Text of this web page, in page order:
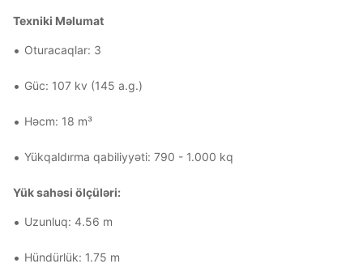
Texniki Məlumat
Oturacaqlar: 3
Güc: 107 kv (145 a.g.)
Həcm: 18 m³
Yükqaldırma qabiliyyəti: 790 - 1.000 kq
Yük sahəsi ölçüləri:
Uzunluq: 4.56 m
Hündürlük: 1.75 m